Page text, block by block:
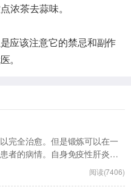
浓茶去蒜味。
应该注意它的禁忌和副作
。
完全治愈。但是锻炼可以在一
者的病情。自身免疫性肝炎主
阅读(7406)